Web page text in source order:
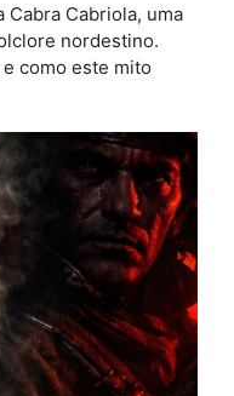
Cabra Cabriola, uma
nordestino.
como este mito